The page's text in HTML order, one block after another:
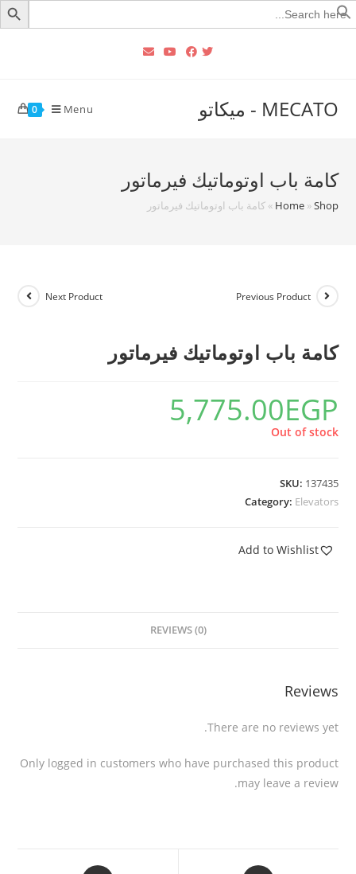
Search
for:
MECATO - ميكاتو 0 Menu
كامة باب اوتوماتيك فيرماتور
Home»Shop
»كامة باب اوتوماتيك فيرماتور
Previous Product
Next Product
كامة باب اوتوماتيك فيرماتور
5,775.00EGP
Out of stock
SKU: 137435
Category: Elevators
Add to Wishlist
REVIEWS (0)
Reviews
There are no reviews yet.
Only logged in customers who have purchased this product
may leave a review.